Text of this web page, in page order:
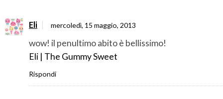
Eli mercoledì, 15 maggio, 2013
wow! il penultimo abito è bellissimo!
Eli | The Gummy Sweet
Rispondi